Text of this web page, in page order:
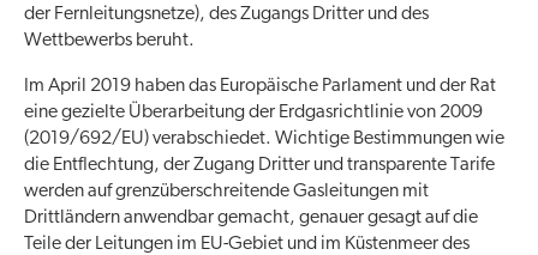
der Fernleitungsnetze), des Zugangs Dritter und des
Wettbewerbs beruht.
Im April 2019 haben das Europäische Parlament und der Rat
eine gezielte Überarbeitung der Erdgasrichtlinie von 2009
(2019/692/EU) verabschiedet. Wichtige Bestimmungen wie
die Entflechtung, der Zugang Dritter und transparente Tarife
werden auf grenzüberschreitende Gasleitungen mit
Drittländern anwendbar gemacht, genauer gesagt auf die
Teile der Leitungen im EU-Gebiet und im Küstenmeer des